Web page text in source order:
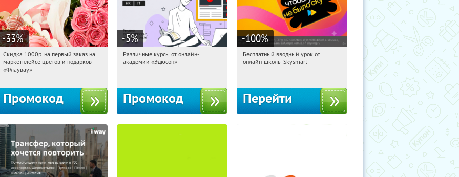
-33%
06:21:26 Получили:
Россия
Скидка 1000р. на первый заказ на
маркетплейсе цветов и подарков
«Флаувау»
Промокод
-5%
06:21:26 Получили:
Различные курсы от онлайн-
академии «Эдюсон»
Промокод
-100%
06:21:26
Получи первым!
Бесплатный вводный урок от
онлайн-школы Skysmart
Перейти